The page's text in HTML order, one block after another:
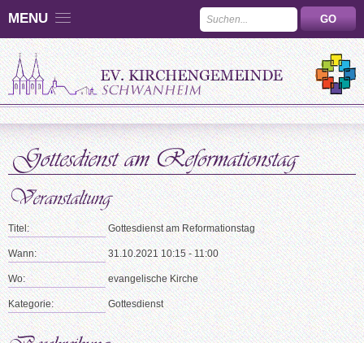
MENU
Titel: Gottesdienst am Reformationstag
Wann: 31.10.2021 10:15 - 11:00
Wo: evangelische Kirche
Kategorie: Gottesdienst